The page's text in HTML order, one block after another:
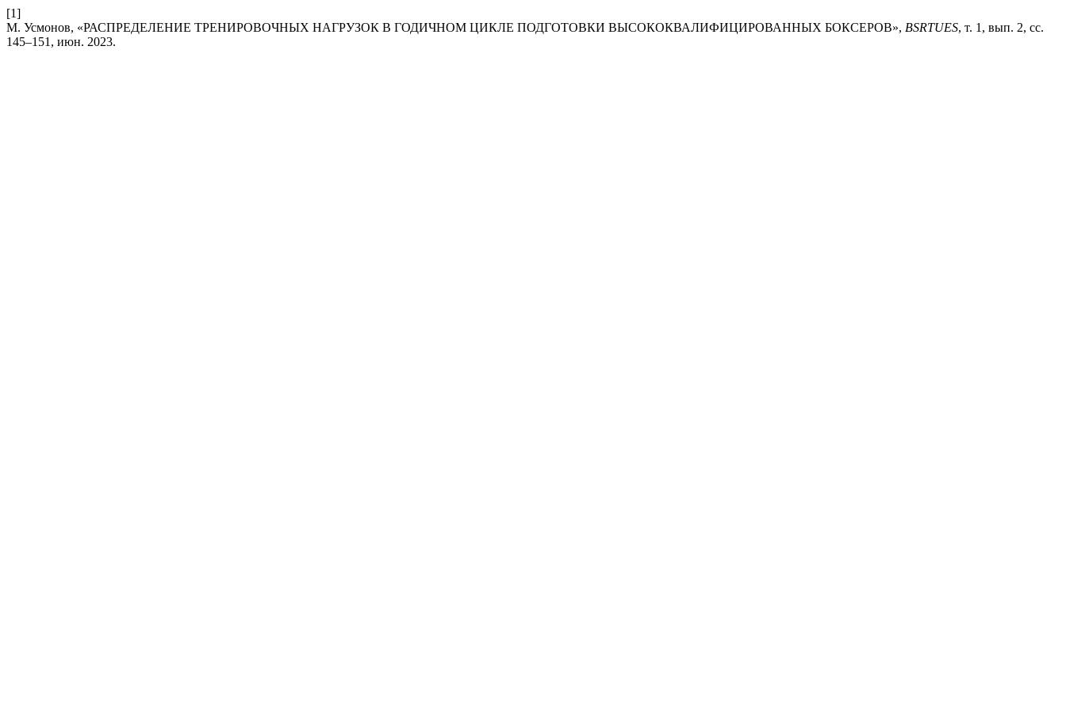
[1]
М. Усмонов, «РАСПРЕДЕЛЕНИЕ ТРЕНИРОВОЧНЫХ НАГРУЗОК В ГОДИЧНОМ ЦИКЛЕ ПОДГОТОВКИ ВЫСОКОКВАЛИФИЦИРОВАННЫХ БОКСЕРОВ», BSRTUES, т. 1, вып. 2, сс.
145–151, июн. 2023.